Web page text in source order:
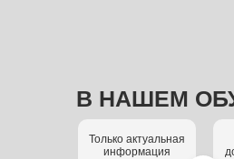
В НАШЕМ
Только актуальная
информация
ЭТАПЫ РЕАЛИЗАЦИИ СИСТЕМЫ